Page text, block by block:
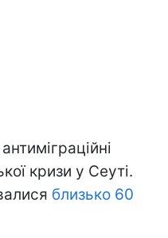
кризи у Сеуті.
близько 60